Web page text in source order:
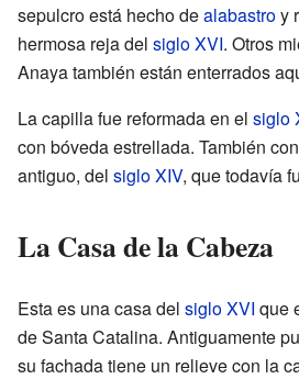
sepulcro está hecho dealabastroy
hermosa reja del siglo XVI. Otros
Anaya también están enterrados
La capilla fue reformada en el siglo
con bóveda estrellada. También
antiguo, del siglo XIV, que todavía
La Casa de la Cabeza
Esta es una casa del siglo XVI que
de Santa Catalina. Antiguamente
su fachada tiene un relieve con la